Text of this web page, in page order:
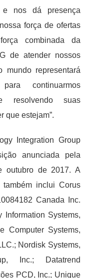
e nos dá presença
força de ofertas
combinada da
de atender nossos
representará
continuarmos
resolvendo suas
que estejam”.
Integration Group
anunciada pela
outubro de 2017. A
inclui Corus
Canada Inc.
Information Systems,
Computer Systems,
Nordisk Systems,
Inc.; Datatrend
PCD, Inc.; Unique